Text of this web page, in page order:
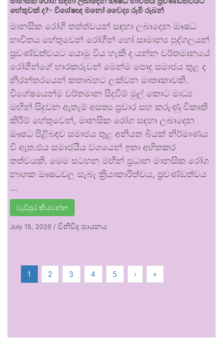
හේතුවක් ද?- විශේෂඥ මනෝ වෛද්‍ය රූමි රූබන්
මානසික රෝගී තත්ත්වයන් සඳහා ලබාදෙන ඖෂධ
භාවිතය හේතුවෙන් රෝගීන් හෝ සාමාන්‍ය පුද්ගලයන්
ප්‍රචණ්ඩත්වයට යොමු විය හැකි ද යන්න වර්තමානයේ
රෝගීන්ගේ භාරකරුවන් මෙන්ම පොදු සමාජය තුළ ද
නිරන්තරයෙන් කතාබහට ලක්වන මාතෘකාවකි.
විශේෂයෙන්ම වර්තමාන සිදුවීම් මුල් කොට මාධ්‍ය
මඟින් සිදුවන ඇතැම් අසත්‍ය ප්‍රචාර සහ කරුණු විකෘති
කිරීම් හේතුවෙන්, මානසික රෝග සඳහා ලබාදෙන
ඖෂධ පිළිබඳව සමාජය තුළ අනියත බියක් නිර්මාණය
වී ඇත.එය සමාජයීය වශයෙන් ඉතා අහිතකර
තත්වයකි. මෙම සටහන මඟින් ප්‍රධාන මානසික රෝග
නාශක ඖෂධවල සැබෑ ක්‍රියාකාරීත්වය, ප්‍රචණ්ඩත්වය
…
වැඩිපුර කියවන්න
July 15, 2026 / විනිවිද සායනය
1 2 3 4 5 › »